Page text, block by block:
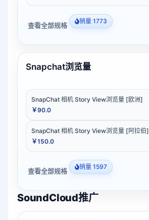
查看全部规格 销量 1773
Snapchat浏览量
SnapChat 相机 Story View浏览量 [欧洲]
￥90.0
SnapChat 相机 Story View浏览量 [阿拉伯]
￥150.0
查看全部规格 销量 1597
SoundCloud推广